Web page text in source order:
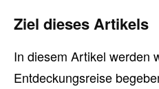
Ziel dieses Artikels
In diesem Artikel werden
Entdeckungsreise